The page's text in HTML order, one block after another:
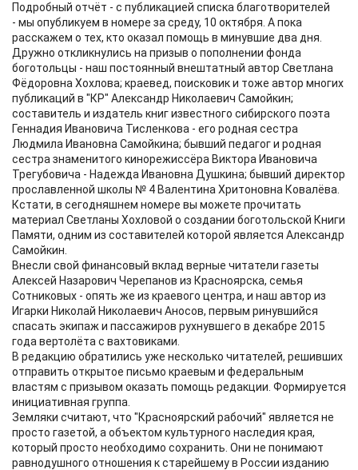
Подробный отчёт - с публикацией списка благотворителей
- мы опубликуем в номере за среду, 10 октября. А пока
расскажем о тех, кто оказал помощь в минувшие два дня.
Дружно откликнулись на призыв о пополнении фонда
боготольцы - наш постоянный внештатный автор Светлана
Фёдоровна Хохлова; краевед, поисковик и тоже автор многих
публикаций в "КР" Александр Николаевич Самойкин;
составитель и издатель книг известного сибирского поэта
Геннадия Ивановича Тисленкова - его родная сестра
Людмила Ивановна Самойкина; бывший педагог и родная
сестра знаменитого кинорежиссёра Виктора Ивановича
Трегубовича - Надежда Ивановна Душкина; бывший директор
прославленной школы № 4 Валентина Хритоновна Ковалёва.
Кстати, в сегодняшнем номере вы можете прочитать
материал Светланы Хохловой о создании боготольской Книги
Памяти, одним из составителей которой является Александр
Самойкин.
Внесли свой финансовый вклад верные читатели газеты
Алексей Назарович Черепанов из Красноярска, семья
Сотниковых - опять же из краевого центра, и наш автор из
Игарки Николай Николаевич Аносов, первым ринувшийся
спасать экипаж и пассажиров рухнувшего в декабре 2015
года вертолёта с вахтовиками.
В редакцию обратились уже несколько читателей, решивших
отправить открытое письмо краевым и федеральным
властям с призывом оказать помощь редакции. Формируется
инициативная группа.
Земляки считают, что "Красноярский рабочий" является не
просто газетой, а объектом культурного наследия края,
который просто необходимо сохранить. Они не понимают
равнодушного отношения к старейшему в России изданию